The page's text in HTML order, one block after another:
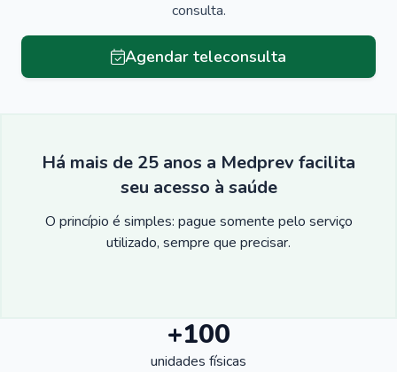
consulta.
Agendar teleconsulta
Há mais de 25 anos a Medprev facilita
seu acesso à saúde
O princípio é simples: pague somente pelo serviço
utilizado, sempre que precisar.
+100
unidades físicas